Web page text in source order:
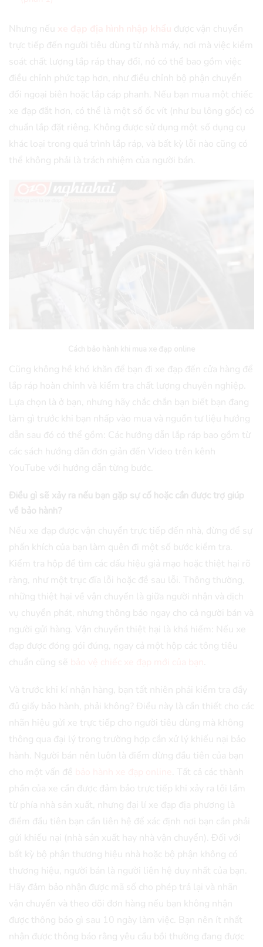
Nhưng nếu
được vận chuyển
trực tiếp đến người tiêu dùng từ nhà máy, nơi mà việc kiểm
soát chất lượng lắp ráp thay đổi, nó có thể bao gồm việc
điều chỉnh phức tạp hơn, như điều chỉnh bộ phận chuyển
đổi ngoại biên hoặc lắp cáp phanh. Nếu bạn mua một chiếc
xe đạp đắt hơn, có thể là một số ốc vít (như bu lông gốc) có
chuẩn lắp đặt riêng. Không được sử dụng một số dụng cụ
khác loại trong quá trình lắp ráp, và bất kỳ lỗi nào cũng có
thể không phải là trách nhiệm của người bán.
Cũng không hề khó khăn để bạn đi xe đạp đến cửa hàng để
lắp ráp hoàn chỉnh và kiểm tra chất lượng chuyên nghiệp.
Lựa chọn là ở bạn, nhưng hãy chắc chắn bạn biết bạn đang
làm gì trước khi bạn nhấp vào mua và nguồn tư liệu hướng
dẫn sau đó có thể gồm: Các hướng dẫn lắp ráp bao gồm từ
các sách hướng dẫn đơn giản đến Video trên kênh
YouTube với hướng dẫn từng bước.
Điều gì sẽ xảy ra nếu bạn gặp sự cố hoặc cần được trợ giúp
về bảo hành?
Nếu xe đạp được vận chuyển trực tiếp đến nhà, đừng để sự
phấn khích của bạn làm quên đi một số bước kiểm tra.
Kiểm tra hộp để tìm các dấu hiệu giả mạo hoặc thiệt hại rõ
ràng, như một trục đĩa lỗi hoặc đề sau lỗi. Thông thường,
những thiệt hại về vận chuyển là giữa người nhận và dịch
vụ chuyển phát, nhưng thông báo ngay cho cả người bán và
người gửi hàng. Vận chuyển thiệt hại là khá hiếm: Nếu xe
đạp được đóng gói đúng, ngay cả một hộp các tông tiêu
chuẩn cũng sẽ
.
Và trước khi kí nhận hàng, bạn tất nhiên phải kiểm tra đầy
đủ giấy bảo hành, phải không? Điều này là cần thiết cho các
nhãn hiệu gửi xe trực tiếp cho người tiêu dùng mà không
thông qua đại lý trong trường hợp cần xử lý khiếu nại bảo
hành. Người bán nên luôn là điểm dừng đầu tiên của bạn
cho một vấn đề
. Tất cả các thành
phần của xe cần được đảm bảo trực tiếp khi xảy ra lỗi lầm
từ phía nhà sản xuất, nhưng đại lí xe đạp địa phương là
điểm đầu tiên bạn cần liên hệ để xác định nơi bạn cần phải
gửi khiếu nại (nhà sản xuất hay nhà vận chuyển). Đối với
bất kỳ bộ phận thương hiệu nhà hoặc bộ phận không có
thương hiệu, người bán là người liên hệ duy nhất của bạn.
Hãy đảm bảo nhận được mã số cho phép trả lại và nhãn
vận chuyển và theo dõi đơn hàng nếu bạn không nhận
được thông báo gì sau 10 ngày làm việc. Bạn nên ít nhất
nhận được thông báo rằng yêu cầu bồi thường đang được